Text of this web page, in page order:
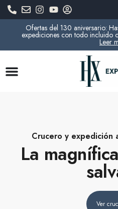
Ofertas del 130 aniversario:
expediciones con todo incluido
Leer
Crucero y expedición
La
Ver